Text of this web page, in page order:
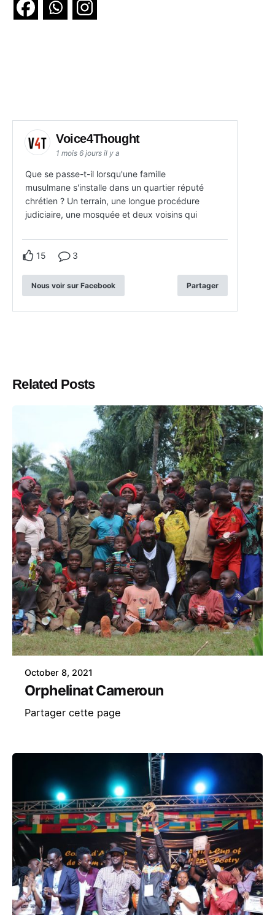
Voice4Thought
1 mois 6 jours il y a
Que se passe-t-il lorsqu'une famille
musulmane s'installe dans un quartier réputé
chrétien ? Un terrain, une longue procédure
judiciaire, une mosquée et deux voisins qui
15 3
Nous voir sur Facebook Partager
Related Posts
October 8, 2021
Orphelinat Cameroun
Partager cette page